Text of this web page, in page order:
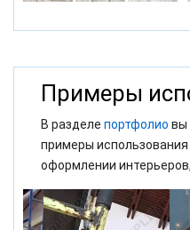
Примеры
В разделе портфолио вы
примеры
оформлении